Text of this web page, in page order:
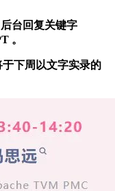
台回复关键字
。
下周以文字实录的